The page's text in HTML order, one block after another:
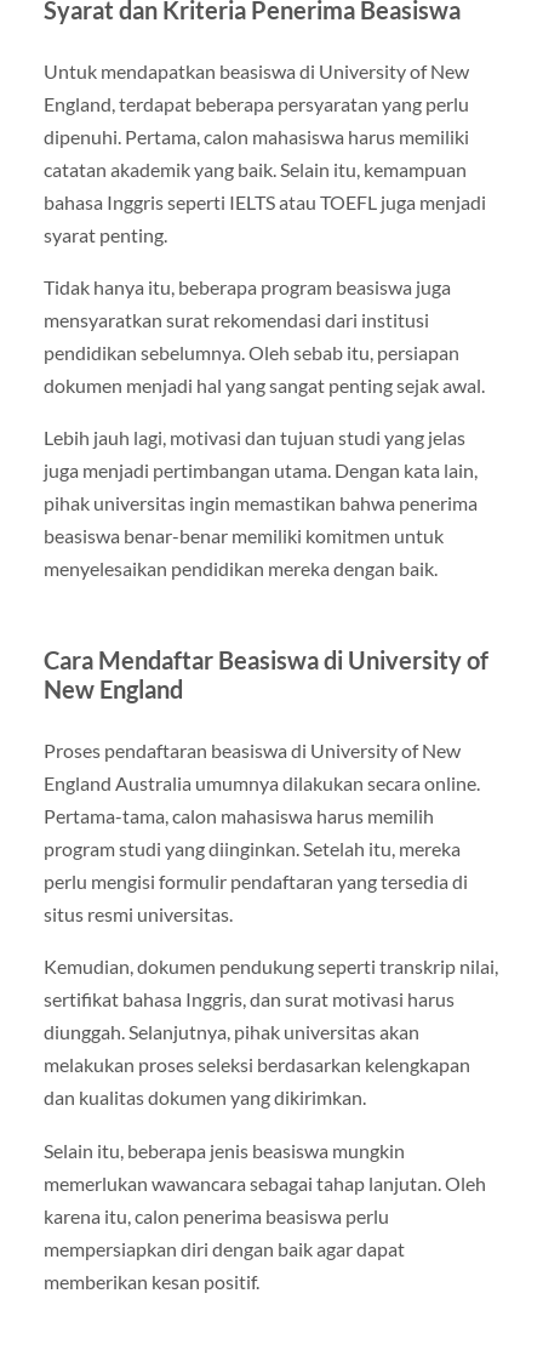
Syarat dan Kriteria Penerima Beasiswa
Untuk mendapatkan beasiswa di University of New
England, terdapat beberapa persyaratan yang perlu
dipenuhi. Pertama, calon mahasiswa harus memiliki
catatan akademik yang baik. Selain itu, kemampuan
bahasa Inggris seperti IELTS atau TOEFL juga menjadi
syarat penting.
Tidak hanya itu, beberapa program beasiswa juga
mensyaratkan surat rekomendasi dari institusi
pendidikan sebelumnya. Oleh sebab itu, persiapan
dokumen menjadi hal yang sangat penting sejak awal.
Lebih jauh lagi, motivasi dan tujuan studi yang jelas
juga menjadi pertimbangan utama. Dengan kata lain,
pihak universitas ingin memastikan bahwa penerima
beasiswa benar-benar memiliki komitmen untuk
menyelesaikan pendidikan mereka dengan baik.
Cara Mendaftar Beasiswa di University of
New England
Proses pendaftaran beasiswa di University of New
England Australia umumnya dilakukan secara online.
Pertama-tama, calon mahasiswa harus memilih
program studi yang diinginkan. Setelah itu, mereka
perlu mengisi formulir pendaftaran yang tersedia di
situs resmi universitas.
Kemudian, dokumen pendukung seperti transkrip nilai,
sertifikat bahasa Inggris, dan surat motivasi harus
diunggah. Selanjutnya, pihak universitas akan
melakukan proses seleksi berdasarkan kelengkapan
dan kualitas dokumen yang dikirimkan.
Selain itu, beberapa jenis beasiswa mungkin
memerlukan wawancara sebagai tahap lanjutan. Oleh
karena itu, calon penerima beasiswa perlu
mempersiapkan diri dengan baik agar dapat
memberikan kesan positif.